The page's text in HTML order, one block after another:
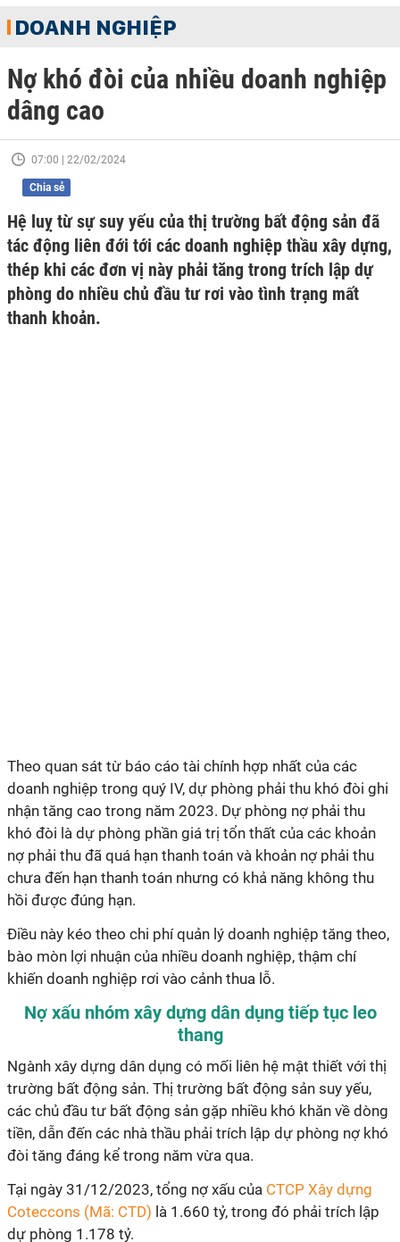
DOANH NGHIỆP
Nợ khó đòi của nhiều doanh nghiệp
dâng cao
07:00 | 22/02/2024
Chia sẻ
Hệ luỵ từ sự suy yếu của thị trường bất động sản đã
tác động liên đới tới các doanh nghiệp thầu xây dựng,
thép khi các đơn vị này phải tăng trong trích lập dự
phòng do nhiều chủ đầu tư rơi vào tình trạng mất
thanh khoản.
Theo quan sát từ báo cáo tài chính hợp nhất của các
doanh nghiệp trong quý IV, dự phòng phải thu khó đòi ghi
nhận tăng cao trong năm 2023. Dự phòng nợ phải thu
khó đòi là dự phòng phần giá trị tổn thất của các khoản
nợ phải thu đã quá hạn thanh toán và khoản nợ phải thu
chưa đến hạn thanh toán nhưng có khả năng không thu
hồi được đúng hạn.
Điều này kéo theo chi phí quản lý doanh nghiệp tăng theo,
bào mòn lợi nhuận của nhiều doanh nghiệp, thậm chí
khiến doanh nghiệp rơi vào cảnh thua lỗ.
Nợ xấu nhóm xây dựng dân dụng tiếp tục leo
thang
Ngành xây dựng dân dụng có mối liên hệ mật thiết với thị
trường bất động sản. Thị trường bất động sản suy yếu,
các chủ đầu tư bất động sản gặp nhiều khó khăn về dòng
tiền, dẫn đến các nhà thầu phải trích lập dự phòng nợ khó
đòi tăng đáng kể trong năm vừa qua.
Tại ngày 31/12/2023, tổng nợ xấu của CTCP Xây dựng
Coteccons (Mã: CTD) là 1.660 tỷ, trong đó phải trích lập
dự phòng 1.178 tỷ.